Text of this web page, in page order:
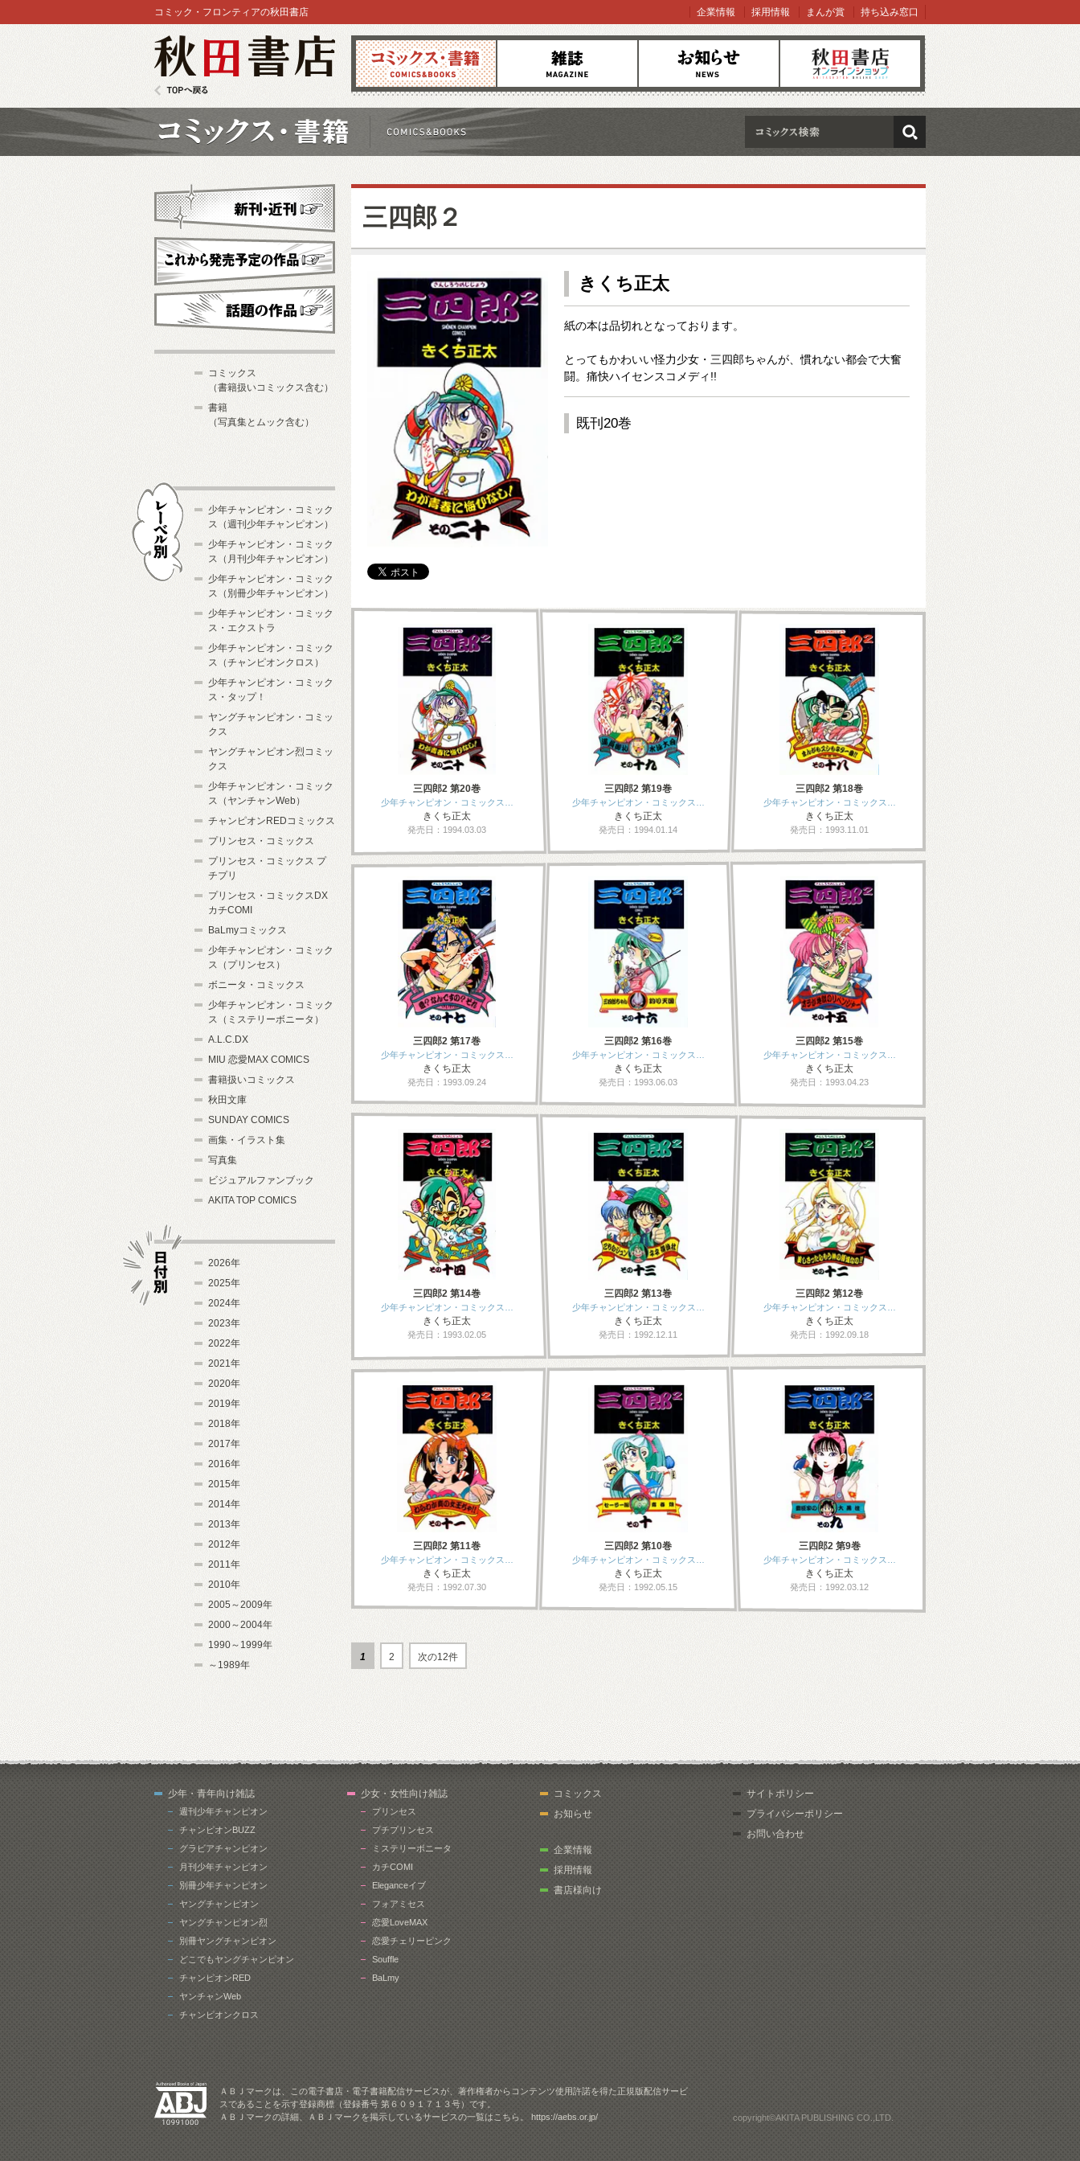
コミックス 雑誌 お知らせ オンラインショップ
コミック・フロンティアの秋田書店 企業情報 採用情報 まんが賞 持ち込み窓口
検索
三四郎２
きくち正太
紙の本は品切れとなっております。
とってもかわいい怪力少女・三四郎ちゃんが、慣れない都会で大奮
闘。痛快ハイセンスコメディ!!
既刊20巻
三四郎2 第20巻
少年チャンピオン・コミックス…
きくち正太
発売日：1994.03.03
三四郎2 第19巻
少年チャンピオン・コミックス…
きくち正太
発売日：1994.01.14
三四郎2 第18巻
少年チャンピオン・コミックス…
きくち正太
発売日：1993.11.01
三四郎2 第17巻
少年チャンピオン・コミックス…
きくち正太
発売日：1993.09.24
三四郎2 第16巻
少年チャンピオン・コミックス…
きくち正太
発売日：1993.06.03
三四郎2 第15巻
少年チャンピオン・コミックス…
きくち正太
発売日：1993.04.23
三四郎2 第14巻
少年チャンピオン・コミックス…
きくち正太
発売日：1993.02.05
三四郎2 第13巻
少年チャンピオン・コミックス…
きくち正太
発売日：1992.12.11
三四郎2 第12巻
少年チャンピオン・コミックス…
きくち正太
発売日：1992.09.18
三四郎2 第11巻
少年チャンピオン・コミックス…
きくち正太
発売日：1992.07.30
三四郎2 第10巻
少年チャンピオン・コミックス…
きくち正太
発売日：1992.05.15
三四郎2 第9巻
少年チャンピオン・コミックス…
きくち正太
発売日：1992.03.12
1 2 次の12件
新刊・近刊
これから発売予定
コミックス
（書籍扱いコミックス含む）
書籍
（写真集とムック含む）
少年チャンピオン・コミック
ス（週刊少年チャンピオン）
少年チャンピオン・コミック
ス（月刊少年チャンピオン）
少年チャンピオン・コミック
ス（別冊少年チャンピオン）
少年チャンピオン・コミック
ス・エクストラ
少年チャンピオン・コミック
ス（チャンピオンクロス）
少年チャンピオン・コミック
ス・タップ！
ヤングチャンピオン・コミッ
クス
ヤングチャンピオン烈コミッ
クス
少年チャンピオン・コミック
ス（ヤンチャンWeb）
チャンピオンREDコミックス
プリンセス・コミックス
プリンセス・コミックス プ
チプリ
プリンセス・コミックスDX
カチCOMI
BaLmyコミックス
少年チャンピオン・コミック
ス（プリンセス）
ボニータ・コミックス
少年チャンピオン・コミック
ス（ミステリーボニータ）
A.L.C.DX
MIU 恋愛MAX COMICS
書籍扱いコミックス
秋田文庫
SUNDAY COMICS
画集・イラスト集
写真集
ビジュアルファンブック
AKITA TOP COMICS
2026年
2025年
2024年
2023年
2022年
2021年
2020年
2019年
2018年
2017年
2016年
2015年
2014年
2013年
2012年
2011年
2010年
2005～2009年
2000～2004年
1990～1999年
～1989年
少年・青年向け雑誌
週刊少年チャンピオン
チャンピオンBUZZ
グラビアチャンピオン
月刊少年チャンピオン
別冊少年チャンピオン
ヤングチャンピオン
ヤングチャンピオン烈
別冊ヤングチャンピオン
どこでもヤングチャンピオン
チャンピオンRED
ヤンチャンWeb
チャンピオンクロス
少女・女性向け雑誌
プリンセス
プチプリンセス
ミステリーボニータ
カチCOMI
Eleganceイブ
フォアミセス
恋愛LoveMAX
恋愛チェリーピンク
Souffle
BaLmy
コミックス
お知らせ
企業情報
採用情報
書店様向け
サイトポリシー
プライバシーポリシー
お問い合わせ
ＡＢＪマークは、この電子書店・電子書籍配信サービスが、著作権者からコンテンツ使用許諾を得た正規版配信サービ
スであることを示す登録商標（登録番号 第６０９１７１３号）です。
ＡＢＪマークの詳細、ＡＢＪマークを掲示しているサービスの一覧はこちら。https://aebs.or.jp/ copyright©AKITA PUBLISHING CO.,LTD.